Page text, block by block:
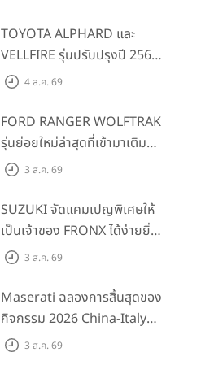
TOYOTA ALPHARD และ
VELLFIRE รุ่นปรับปรุงปี 2569
พร้อมรุ่นย่อยใหม่ HEV
4 ส.ค. 69
FORD RANGER WOLFTRAK
รุ่นย่อยใหม่ล่าสุดที่เข้ามาเติม
เต็มไลน์อัป พร้อมตอบโจทย์ทุก
พร้อมลุย ด้วยราคาพิเศษเริ่ม
ต้นที่ 9.49 แสนบาท
3 ส.ค. 69
SUZUKI จัดแคมเปญพิเศษให้
เป็นเจ้าของ FRONX ได้ง่ายยิ่ง
ขึ้นสำหรับรุ่น GL ราคาพิเศษ
200 คัน พร้อมข้อเสนอสุดคุ้ม
3 ส.ค. 69
Maserati ฉลองการสิ้นสุดของ
กิจกรรม 2026 China-Italy
Grand Tour ณ สำนักงาน
3 ส.ค. 69